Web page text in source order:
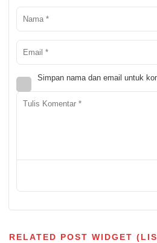
Simpan nama dan email untuk
RELATED POST WIDGET